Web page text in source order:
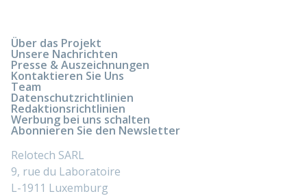
Über das Projekt
Unsere Nachrichten
Presse & Auszeichnungen
Kontaktieren Sie Uns
Team
Datenschutzrichtlinien
Redaktionsrichtlinien
Werbung bei uns schalten
Abonnieren Sie den Newsletter
Relotech SARL
9, rue du Laboratoire
L-1911 Luxemburg